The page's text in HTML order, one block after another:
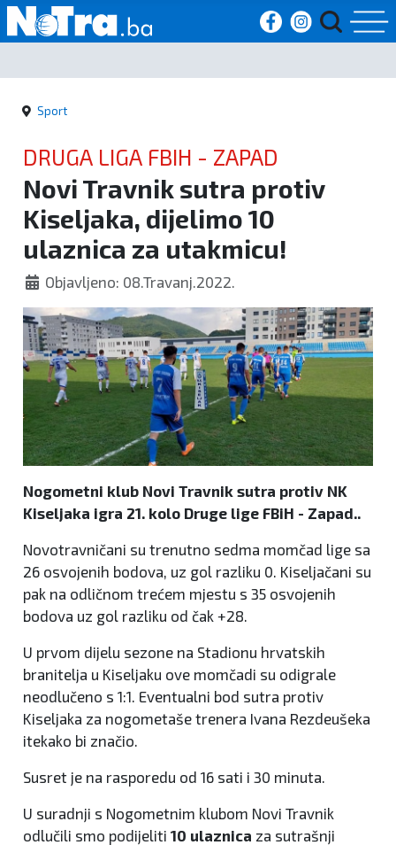
Početna
Vijesti
Sport
Kultura
Crna
kronika
Politika
Zanimljivosti
Sport
DRUGA LIGA FBIH - ZAPAD
Novi Travnik sutra protiv
Kiseljaka, dijelimo 10
ulaznica za utakmicu!
Objavljeno: 08.Travanj.2022.
Nogometni klub Novi Travnik sutra protiv NK
Kiseljaka igra 21. kolo Druge lige FBiH - Zapad..
Novotravničani su trenutno sedma momčad lige sa
26 osvojenih bodova, uz gol razliku 0. Kiseljačani su
pak na odličnom trećem mjestu s 35 osvojenih
bodova uz gol razliku od čak +28.
U prvom dijelu sezone na Stadionu hrvatskih
branitelja u Kiseljaku ove momčadi su odigrale
neodlučeno s 1:1. Eventualni bod sutra protiv
Kiseljaka za nogometaše trenera Ivana Rezdeušeka
itekako bi značio.
Susret je na rasporedu od 16 sati i 30 minuta.
U suradnji s Nogometnim klubom Novi Travnik
odlučili smo podijeliti 10 ulaznica za sutrašnji